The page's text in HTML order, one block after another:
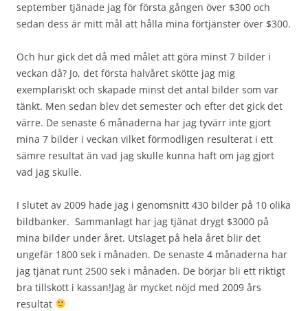
september tjänade jag för första gången över $300 och
sedan dess är mitt mål att hålla mina förtjänster över $300.
Och hur gick det då med målet att göra minst 7 bilder i
veckan då? Jo, det första halvåret skötte jag mig
exemplariskt och skapade minst det antal bilder som var
tänkt. Men sedan blev det semester och efter det gick det
värre. De senaste 6 månaderna har jag tyvärr inte gjort
mina 7 bilder i veckan vilket förmodligen resulterat i ett
sämre resultat än vad jag skulle kunna haft om jag gjort
vad jag skulle.
I slutet av 2009 hade jag i genomsnitt 430 bilder på 10 olika
bildbanker. Sammanlagt har jag tjänat drygt $3000 på
mina bilder under året. Utslaget på hela året blir det
ungefär 1800 sek i månaden. De senaste 4 månaderna har
jag tjänat runt 2500 sek i månaden. De börjar bli ett riktigt
bra tillskott i kassan!Jag är mycket nöjd med 2009 års
resultat